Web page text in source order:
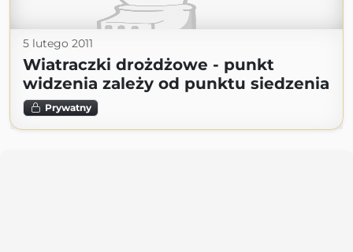
5 lutego 2011
Wiatraczki drożdżowe - punkt
widzenia zależy od punktu siedzenia
Prywatny